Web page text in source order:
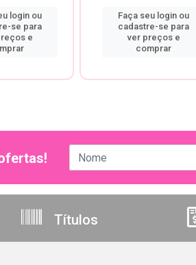
login ou
se para
e
Faça seu login ou
cadastre-se para
ver preços e
comprar
Títulos